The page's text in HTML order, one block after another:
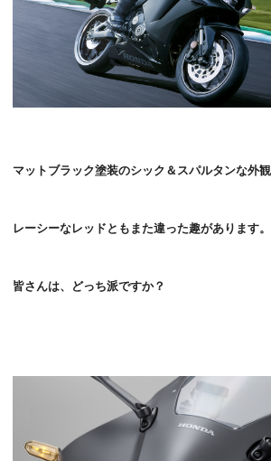
マットブラック塗装のシック＆スパルタンな外
レーシーなレッドともまた違った趣があります。
皆さんは、どっち派ですか？